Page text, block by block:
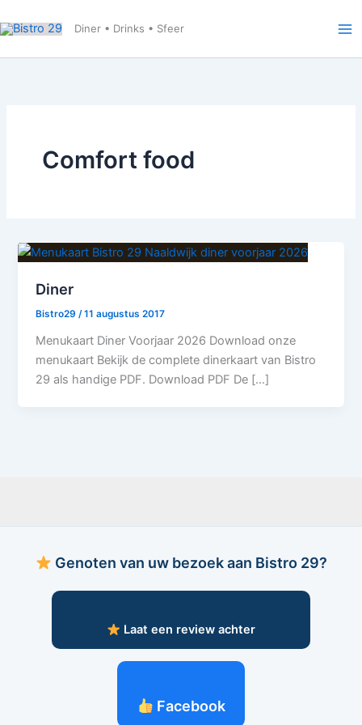
naar
Diner • Drinks • Sfeer
Comfort food
Diner
Bistro29/11 augustus 2017
Menukaart Diner Voorjaar 2026 Download onze
menukaart Bekijk de complete dinerkaart van Bistro
29 als handige PDF. Download PDF De […]
Genoten van uw bezoek aan Bistro 29?
Laat een review achter
Facebook